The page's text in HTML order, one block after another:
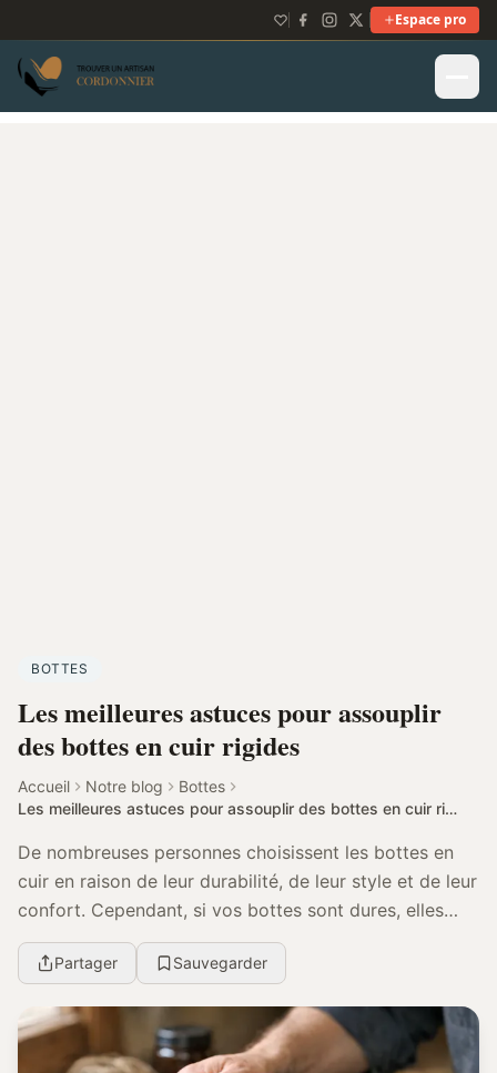
Espace pro
BOTTES
Les meilleures astuces pour assouplir
des bottes en cuir rigides
Accueil Notre blog
Bottes
Les meilleures astuces pour assouplir des bottes en cuir rigides
De nombreuses personnes choisissent les bottes en
cuir en raison de leur durabilité, de leur style et de leur
confort. Cependant, si vos bottes sont dures, elles
peuvent être inconfortables, et il fau...
Partager Sauvegarder